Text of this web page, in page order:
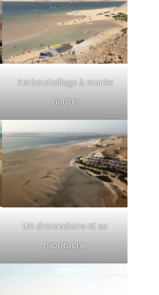
Embouteillage à marée
haute!
Un dromadaire et sa
montagne